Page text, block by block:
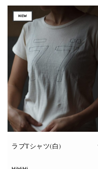
ジ
ら
選
き
ま
す
の
品
に
数
の
バ
リ
エ
ー
シ
ョ
ン
が
あ
り
ま
オ
NEW
ラブTシャツ(白)